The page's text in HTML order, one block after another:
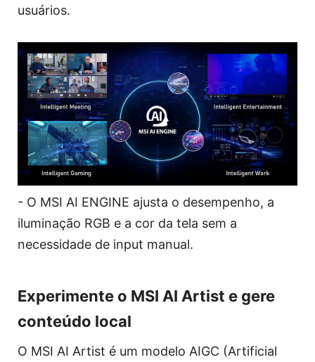
usuários.
- O MSI AI ENGINE ajusta o desempenho, a
iluminação RGB e a cor da tela sem a
necessidade de input manual.
Experimente o MSI AI Artist e gere
conteúdo local
O MSI AI Artist é um modelo AIGC (Artificial